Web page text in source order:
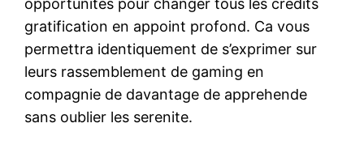
opportunites pour changer tous les credits
gratification en appoint profond. Ca vous
permettra identiquement de s’exprimer sur
leurs rassemblement de gaming en
compagnie de davantage de apprehende
sans oublier les serenite.